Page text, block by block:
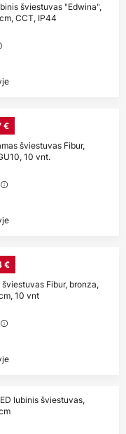
šviestuvas "Edwina",
CCT, IP44
€
šviestuvas Fibur,
10 vnt.
€
Fibur, bronza,
10 vnt
lubinis šviestuvas,